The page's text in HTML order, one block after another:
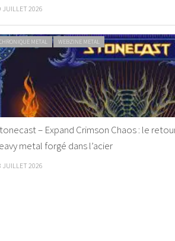
JUILLET 2026
METAL WEBZINE METAL
– Expand Crimson Chaos : le
metal forgé dans l’acier
JUILLET 2026